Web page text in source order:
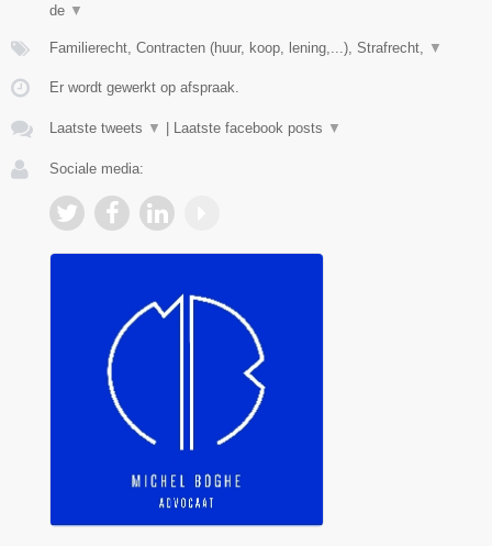
de ▼
Familierecht, Contracten (huur, koop, lening,...), Strafrecht, ▼
Er wordt gewerkt op afspraak.
Laatste tweets ▼ Laatste facebook posts ▼
Sociale media: